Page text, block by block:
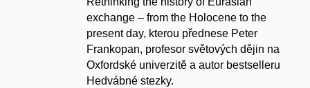
exchange –⁠⁠⁠⁠⁠⁠ from the Holocene to the
present day, kterou přednese Peter
Frankopan, profesor světových dějin na
Oxfordské univerzitě a autor bestselleru
Hedvábné stezky.